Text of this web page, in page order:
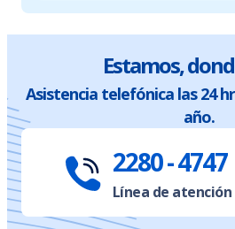
Estamos,
Asistencia telefónica las 24
año.
2280 - 4747
Línea de atención